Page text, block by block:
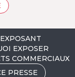
EXPOSER
COMMERCIAUX
PRESSE